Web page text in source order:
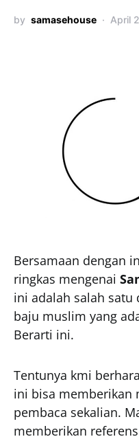
by samasehouse April
Bersamaan dengan
ringkas mengenai
ini adalah salah satu
baju muslim yang
Berarti ini.
Tentunya kmi
ini bisa memberikan
pembaca sekalian.
memberikan